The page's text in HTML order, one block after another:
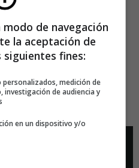
de Prada, viste
Viste de Prada (2006) fue,
de navegación
la aceptación de
siguientes fines:
personalizados, medición de
investigación de audiencia y
en un dispositivo y/o